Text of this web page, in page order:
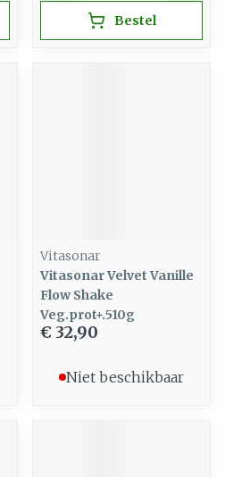
Bestel
Vitasonar
Vitasonar Velvet Vanille
Flow Shake
Veg.prot+.510g
€ 32,90
Niet beschikbaar